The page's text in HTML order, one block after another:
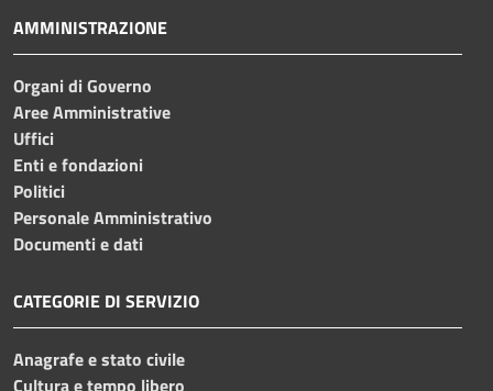
AMMINISTRAZIONE
Organi di Governo
Aree Amministrative
Uffici
Enti e fondazioni
Politici
Personale Amministrativo
Documenti e dati
CATEGORIE DI SERVIZIO
Anagrafe e stato civile
Cultura e tempo libero